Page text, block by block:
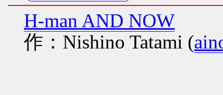
H-man AND NOW
作：Nishino Tatami (